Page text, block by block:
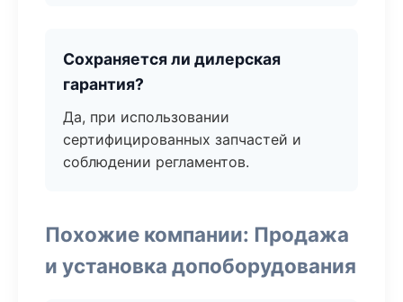
Сохраняется ли дилерская
гарантия?
Да, при использовании
сертифицированных запчастей и
соблюдении регламентов.
Похожие компании: Продажа
и установка допоборудования